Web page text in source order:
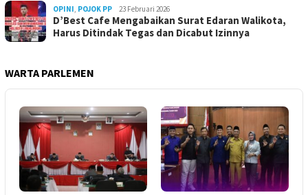
OPINI, POJOK PP 23 Februari 2026
D’Best Cafe Mengabaikan Surat Edaran Walikota,
Harus Ditindak Tegas dan Dicabut Izinnya
WARTA PARLEMEN